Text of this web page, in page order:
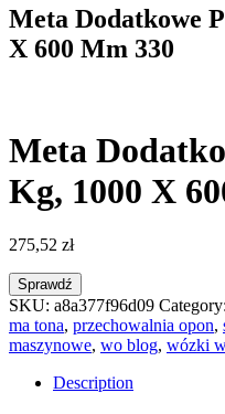
Meta Dodatkowe
X 600 Mm 330
Meta
Kg, 1000 X
275,52 zł
Sprawdź
SKU: a8a377f96d09 Category:
ma tona, przechowalnia opon,
maszynowe, wo blog, wózki
Description